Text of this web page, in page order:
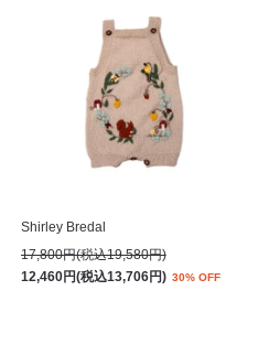
Shirley Bredal
17,800円(税込19,580円)
12,460円(税込13,706円) 30% OFF